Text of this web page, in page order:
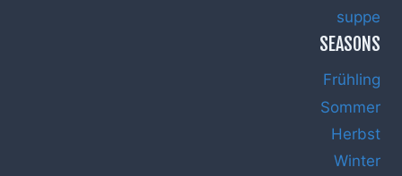
suppe
SEASONS
Frühling
Sommer
Herbst
Winter